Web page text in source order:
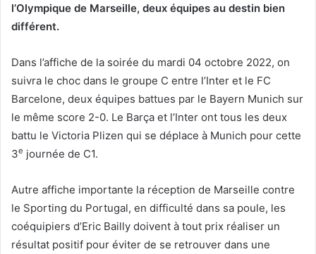
l’Olympique de Marseille, deux équipes au destin bien
différent.
Dans l’affiche de la soirée du mardi 04 octobre 2022, on
suivra le choc dans le groupe C entre l’Inter et le FC
Barcelone, deux équipes battues par le Bayern Munich sur
le même score 2-0. Le Barça et l’Inter ont tous les deux
battu le Victoria Plizen qui se déplace à Munich pour cette
3e journée de C1.
Autre affiche importante la réception de Marseille contre
le Sporting du Portugal, en difficulté dans sa poule, les
coéquipiers d’Eric Bailly doivent à tout prix réaliser un
résultat positif pour éviter de se retrouver dans une